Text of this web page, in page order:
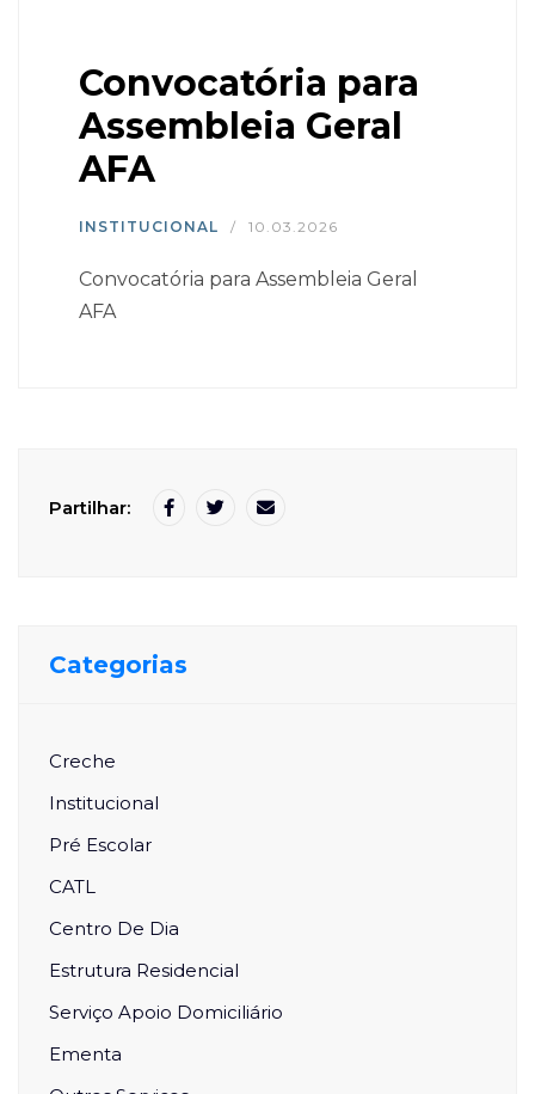
Convocatória para
Assembleia Geral
AFA
INSTITUCIONAL / 10.03.2026
Convocatória para Assembleia Geral
AFA
Partilhar:
Categorias
Creche
Institucional
Pré Escolar
CATL
Centro De Dia
Estrutura Residencial
Serviço Apoio Domiciliário
Ementa